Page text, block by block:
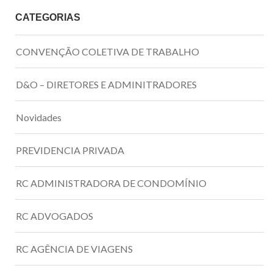
CATEGORIAS
CONVENÇÃO COLETIVA DE TRABALHO
D&O – DIRETORES E ADMINITRADORES
Novidades
PREVIDENCIA PRIVADA
RC ADMINISTRADORA DE CONDOMÍNIO
RC ADVOGADOS
RC AGÊNCIA DE VIAGENS